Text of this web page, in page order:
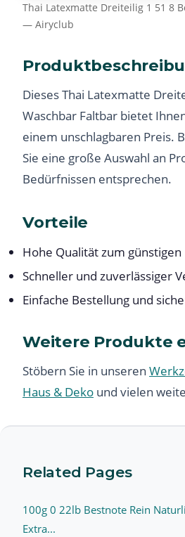
Thai Latexmatte Dreiteilig 1 51 8
— Airyclub
Dieses Thai Latexmatte
Waschbar Faltbar bietet
einem unschlagbaren Preis.
Sie eine große Auswahl an
Bedürfnissen entsprechen.
Vorteile
Hohe Qualität zum günstigen
Schneller und zuverlässiger
Einfache Bestellung und
Weitere Produkte
Stöbern Sie in unseren
Haus & Deko und vielen
Related Pages
100g 0 22lb Bestnote Rein
Extra...